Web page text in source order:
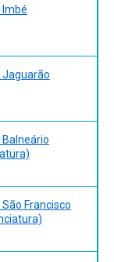
Imbé
Jaguarão
Balneário
Francisco